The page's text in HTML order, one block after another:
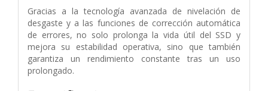
Gracias a la tecnología avanzada de nivelación de
desgaste y a las funciones de corrección automática
de errores, no solo prolonga la vida útil del SSD y
mejora su estabilidad operativa, sino que también
garantiza un rendimiento constante tras un uso
prolongado.